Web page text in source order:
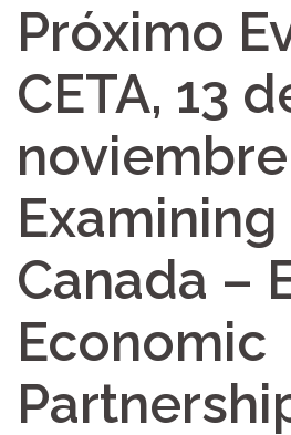
Próximo
CETA, 13
noviembre |
Canada –
Economic